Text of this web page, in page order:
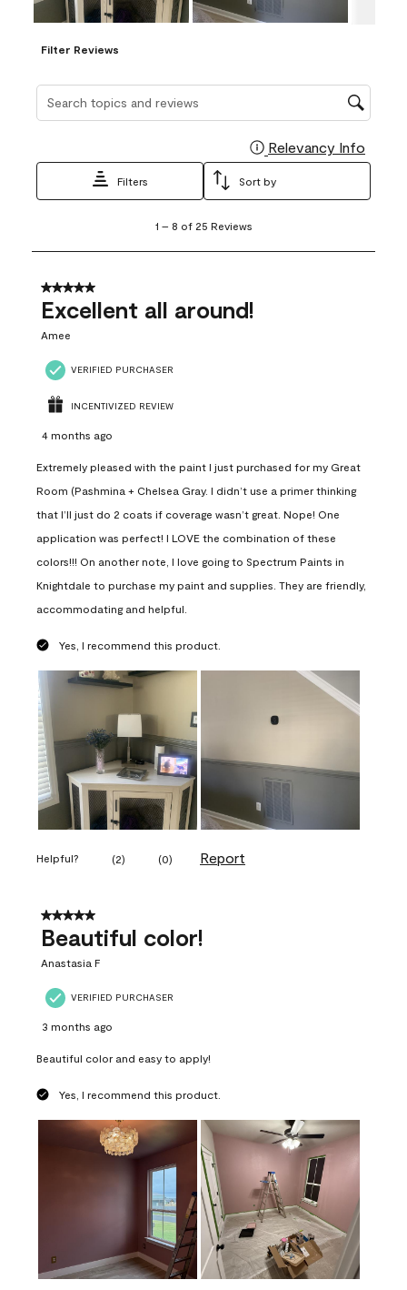
Filter Reviews
Relevancy Info
Filters Sort by
8
25
Reviews
1 – 8 of 25 Reviews
5 out of 5 stars.
Excellent all around!
Amee
VERIFIED PURCHASER
INCENTIVIZED REVIEW
4 months ago
Extremely pleased with the paint I just purchased for my Great
Room (Pashmina + Chelsea Gray. I didn’t use a primer thinking
that I’ll just do 2 coats if coverage wasn’t great. Nope! One
application was perfect! I LOVE the combination of these
colors!!! On another note, I love going to Spectrum Paints in
Knightdale to purchase my paint and supplies. They are friendly,
accommodating and helpful.
Yes, I recommend this product.
Helpful? (2) (0) Report
5 out of 5 stars.
Beautiful color!
Anastasia F
VERIFIED PURCHASER
3 months ago
Beautiful color and easy to apply!
Yes, I recommend this product.